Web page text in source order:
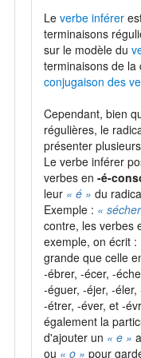
Le verbe inférer
terminaisons
sur le modèle du
terminaisons de la
conjugaison des
Cependant, bien
régulières, le
présenter
Le verbe inférer
verbes en -é-
leur « é » du
Exemple : «
contre, les verbes
exemple, on écrit :
grande que celle
-ébrer, -écer, -
-éguer, -éjer, -
-étrer, -éver, et -
également la
d'ajouter un « e »
ou « o » pour